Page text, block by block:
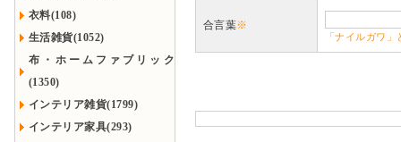
衣料(108)
生活雑貨(1052)
布・ホームファブリック
(1350)
インテリア雑貨(1799)
インテリア家具(293)
合言葉※
「ナイルガワ